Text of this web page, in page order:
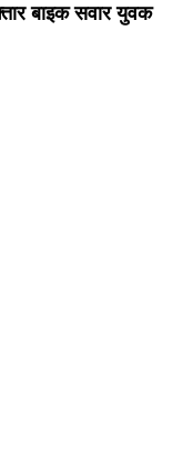
बाइक सवार युवक